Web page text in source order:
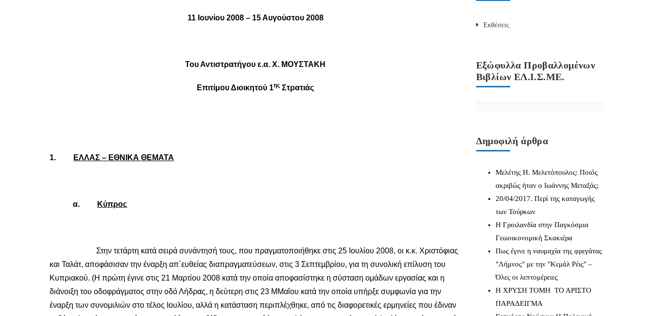
11 Ιουνίου 2008 – 15 Αυγούστου 2008
Του Αντιστρατήγου ε.α. Χ. ΜΟΥΣΤΑΚΗ
Επιτίμου Διοικητού 1ης Στρατιάς
1. ΕΛΛΑΣ – ΕΘΝΙΚΑ ΘΕΜΑΤΑ
α. Κύπρος
Στην τετάρτη κατά σειρά συνάντησή τους, που πραγματοποιήθηκε στις 25 Ιουλίου 2008, οι κ.κ. Χριστόφιας
και Ταλάτ, αποφάσισαν την έναρξη απ΄ευθείας διαπραγματεύσεων, στις 3 Σεπτεμβρίου, για τη συνολική επίλυση του
Κυπριακού. (Η πρώτη έγινε στις 21 Μαρτίου 2008 κατά την οποία αποφασίστηκε η σύσταση ομάδων εργασίας και η
διάνοιξη του οδοφράγματος στην οδό Λήδρας, η δεύτερη στις 23 MΜαΐου κατά την οποία υπήρξε συμφωνία για την
έναρξη των συνομιλιών στο τέλος Ιουλίου, αλλά η κατάσταση περιπλέχθηκε, από τις διαφορετικές ερμηνείες που έδιναν
Εκθέσεις
Εξώφυλλα Προβαλλομένων
Βιβλίων ΕΛ.Ι.Σ.ΜΕ.
Δημοφιλή άρθρα
Μελέτης Η. Μελετόπουλος: Ποιός
ακριβώς ήταν ο Ιωάννης Μεταξάς;
20/04/2017. Περί της καταγωγής
των Τούρκων
Η Γροιλανδία στην Παγκόσμια
Γεωοικονομική Σκακιέρα
Πως έγινε η ναυμαχία της φρεγάτας
"Λήμνος" με την "Κεμάλ Ρέις" –
Όλες οι λεπτομέρειες
Η ΧΡΥΣΗ ΤΟΜΗ ΤΟ ΑΡΙΣΤΟ
ΠΑΡΑΔΕΙΓΜΑ